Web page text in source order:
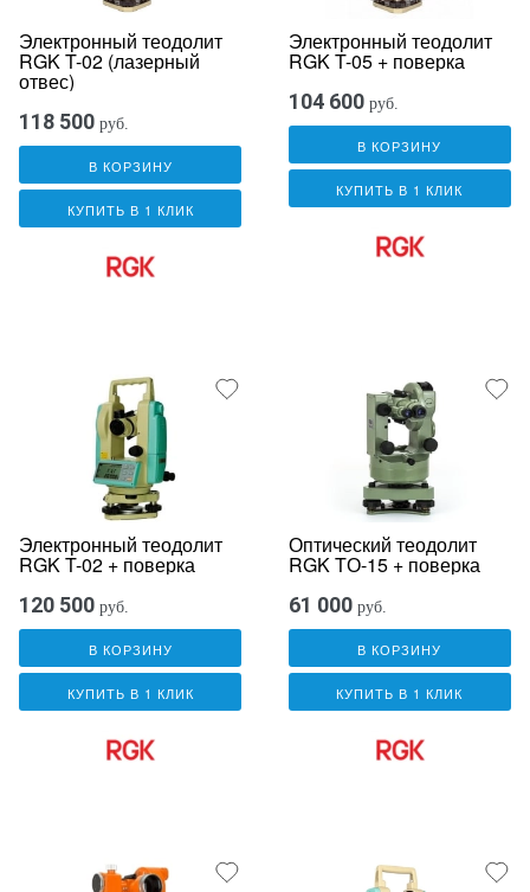
Электронный теодолит
RGK T-02 (лазерный
отвес)
118 500 руб.
В КОРЗИНУ
КУПИТЬ В 1 КЛИК
Электронный теодолит
RGK T-05 + поверка
104 600 руб.
В КОРЗИНУ
КУПИТЬ В 1 КЛИК
Электронный теодолит
RGK T-02 + поверка
120 500 руб.
В КОРЗИНУ
КУПИТЬ В 1 КЛИК
Оптический теодолит
RGK TО-15 + поверка
61 000 руб.
В КОРЗИНУ
КУПИТЬ В 1 КЛИК